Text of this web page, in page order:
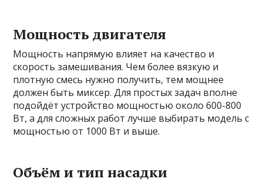
Мощность двигателя
Мощность напрямую влияет на качество и
скорость замешивания. Чем более вязкую и
плотную смесь нужно получить, тем мощнее
должен быть миксер. Для простых задач вполне
подойдёт устройство мощностью около 600-800
Вт, а для сложных работ лучше выбирать модель с
мощностью от 1000 Вт и выше.
Объём и тип насадки